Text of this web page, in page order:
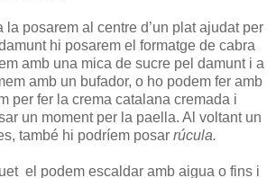
la posarem al centre d’un plat ajudat per
hi posarem el formatge de cabra
amb una mica de sucre pel damunt i a
amb un bufador, o ho podem fer amb
per fer la crema catalana cremada i
un moment per la paella. Al voltant un
també hi podríem posar rúcula.
el podem escaldar amb aigua o fins i